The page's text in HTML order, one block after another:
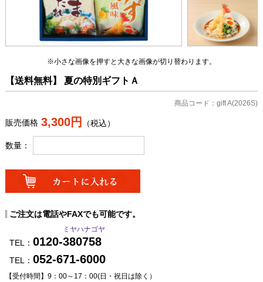
※小さな画像を押すと大きな画像が切り替わります。
【送料無料】 夏の特別ギフトＡ
商品コード：gift A(2026S)
販売価格 3,300円 （税込）
数量：
ご注文は電話やFAXでも可能です。
ミヤハナゴヤ
TEL： 0120-380758
TEL： 052-671-6000
【受付時間】9：00～17：00(日・祝日は除く）